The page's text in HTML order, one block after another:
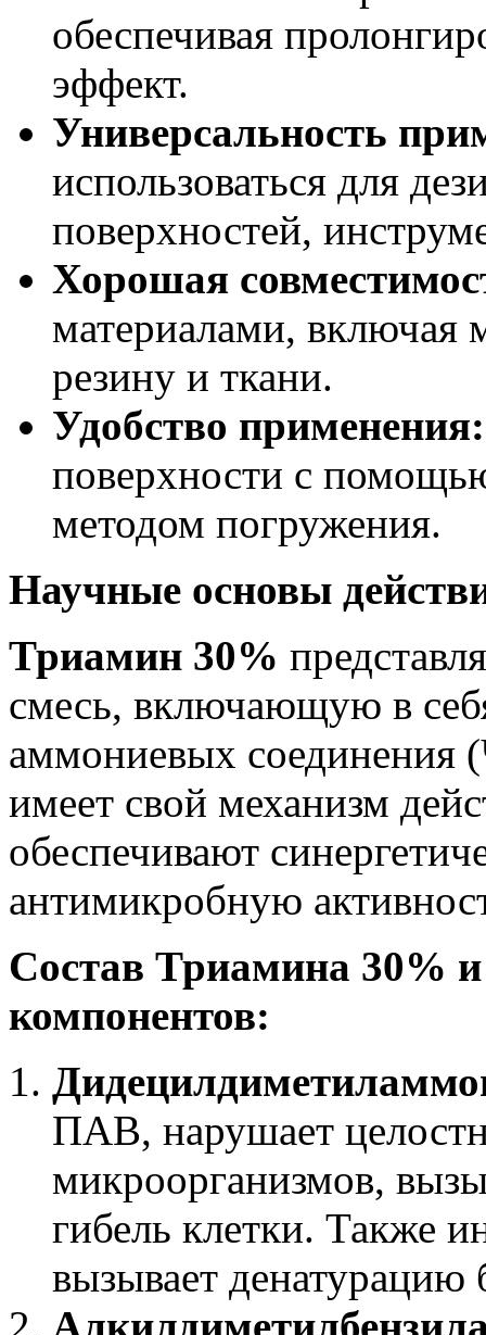
обеспечивая
эффект.
Универсальность
использоваться для
поверхностей,
Хорошая
материалами, включая
резину и ткани.
Удобство применения:
поверхности с
методом погружения.
Научные основы
Триамин 30%
смесь, включающую в
аммониевых
имеет свой механизм
обеспечивают
антимикробную
Состав Триамина 30%
компонентов:
ПАВ, нарушает
микроорганизмов,
гибель клетки. Также
вызывает денатурацию